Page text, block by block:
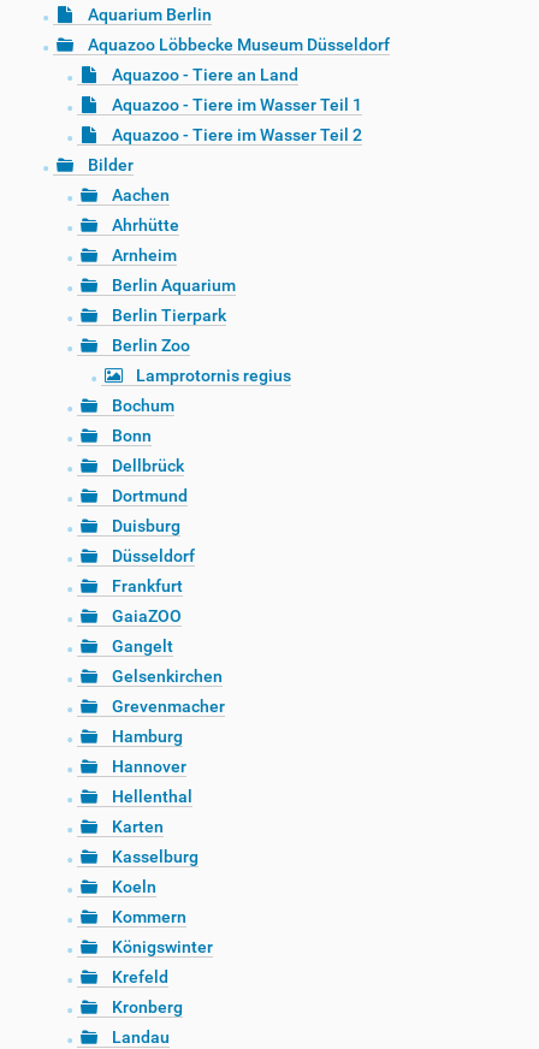
Aquarium Berlin
Aquazoo Löbbecke Museum Düsseldorf
Aquazoo - Tiere an Land
Aquazoo - Tiere im Wasser Teil 1
Aquazoo - Tiere im Wasser Teil 2
Bilder
Aachen
Ahrhütte
Arnheim
Berlin Aquarium
Berlin Tierpark
Berlin Zoo
Lamprotornis regius
Bochum
Bonn
Dellbrück
Dortmund
Duisburg
Düsseldorf
Frankfurt
GaiaZOO
Gangelt
Gelsenkirchen
Grevenmacher
Hamburg
Hannover
Hellenthal
Karten
Kasselburg
Koeln
Kommern
Königswinter
Krefeld
Kronberg
Landau